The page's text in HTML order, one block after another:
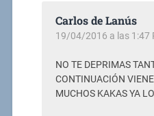
Carlos de Lanús
19/04/2016 a las 1:47
NO TE DEPRIMAS
CONTINUACIÓN
MUCHOS KAKAS YA